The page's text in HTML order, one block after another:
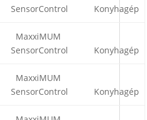
SensorControl
Konyhagép
MaxxiMUM
SensorControl
Konyhagép
MaxxiMUM
SensorControl
Konyhagép